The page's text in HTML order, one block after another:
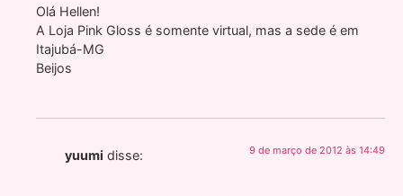
Olá Hellen!
A Loja Pink Gloss é somente virtual, mas a sede é em
Itajubá-MG
Beijos
yuumi disse: 9 de março de 2012 às 14:49